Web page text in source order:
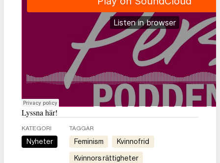
Lyssna här!
KATEGORI
Nyheter
TAGGAR
feminism kvinnofrid
kvinnors rättigheter